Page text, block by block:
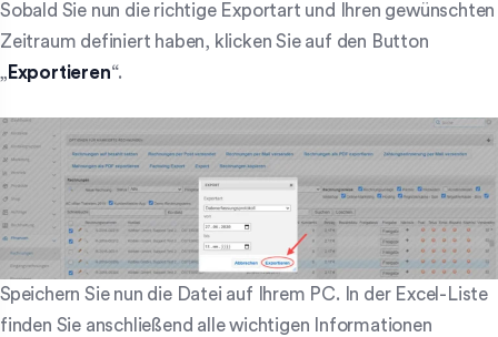
Sobald Sie nun die richtige Exportart und Ihren gewünschten
Zeitraum definiert haben, klicken Sie auf den Button
„ Exportieren“.
Speichern Sie nun die Datei auf Ihrem PC. In der Excel-Liste
finden Sie anschließend alle wichtigen Informationen